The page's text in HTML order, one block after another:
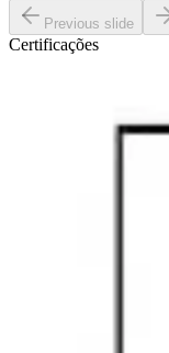
Previous slide
Certificações